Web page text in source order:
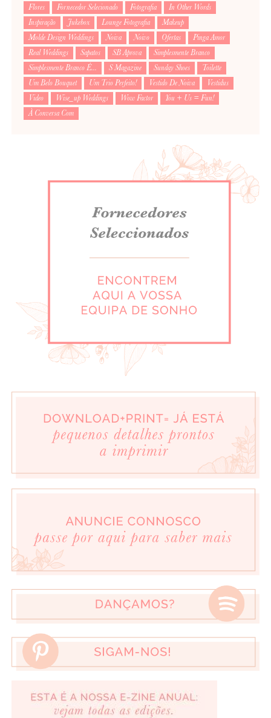
Flores Fornecedor Selecionado Fotografia
In Other Words
Inspiração
Jukebox Lounge Fotografia
Makeup
Molde Design Weddings
Noiva Noivo Ofertas
Pinga Amor
Real Weddings
Sapatos SB Aprova
Simplesmente Branco
Simplesmente Branco É...
S Magazine Sunday Shoes
Toilette
Um Belo Bouquet
Um Trio Perfeito! Vestido De Noiva
Vestidus
Video
Wise_up Weddings Wow Factor
You + Us = Fun!
À Conversa Com